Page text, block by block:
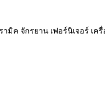
มิค จักรยาน เฟอร์นิเจอร์ เค